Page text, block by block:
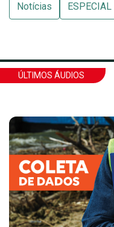
Notícias ESPECIAL
ÚLTIMOS ÁUDIOS